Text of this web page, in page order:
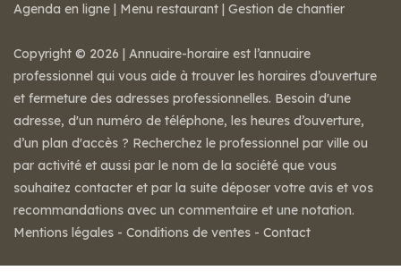
Agenda en ligne | Menu restaurant | Gestion de chantier
Copyright © 2026 | Annuaire-horaire est l’annuaire
professionnel qui vous aide à trouver les horaires d’ouverture
et fermeture des adresses professionnelles. Besoin d'une
adresse, d'un numéro de téléphone, les heures d’ouverture,
d’un plan d'accès ? Recherchez le professionnel par ville ou
par activité et aussi par le nom de la société que vous
souhaitez contacter et par la suite déposer votre avis et vos
recommandations avec un commentaire et une notation.
Mentions légales - Conditions de ventes - Contact